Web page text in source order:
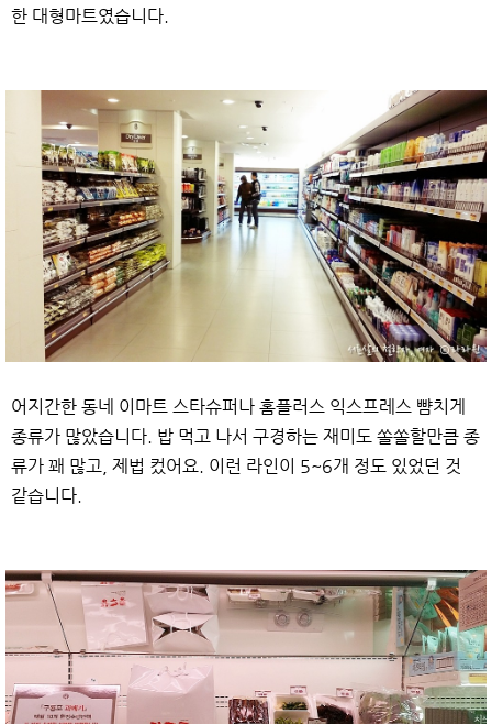
한 대형마트였습니다.
어지간한 동네 이마트 스타슈퍼나 홈플러스 익스프레스 뺨치게
종류가 많았습니다. 밥 먹고 나서 구경하는 재미도 쏠쏠할만큼 종
류가 꽤 많고, 제법 컸어요. 이런 라인이 5~6개 정도 있었던 것
같습니다.